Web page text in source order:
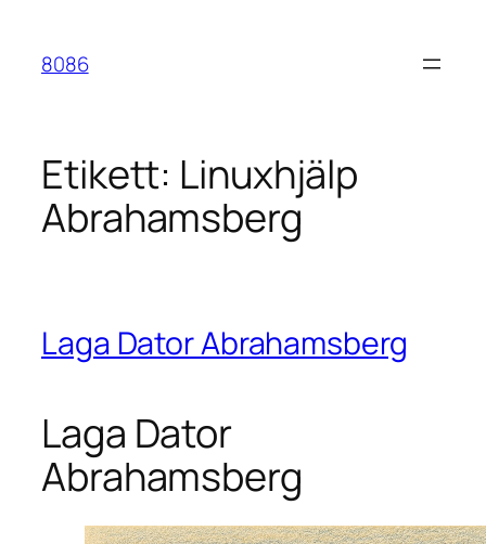
innehåll
8086
Etikett: Linuxhjälp
Abrahamsberg
Laga Dator Abrahamsberg
Laga Dator
Abrahamsberg